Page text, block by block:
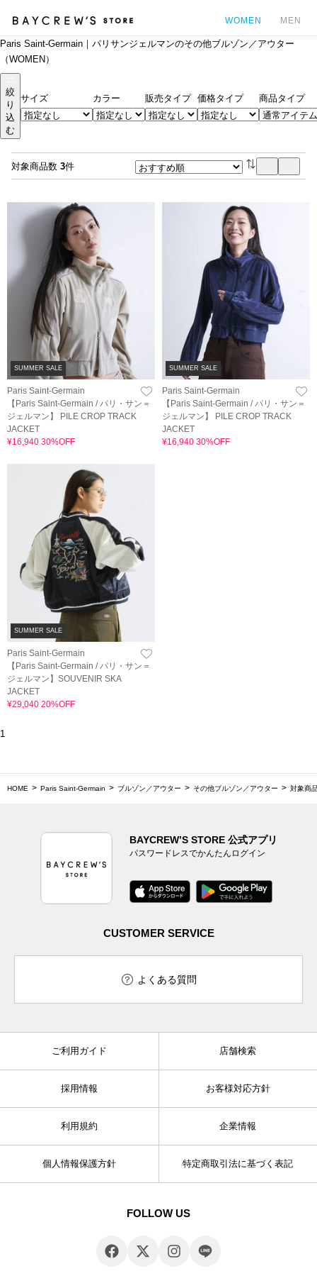
WOMEN MEN
Paris Saint-Germain｜パリサンジェルマンのその他ブルゾン／アウター
（WOMEN）
絞
り
込
む
サイズ カラー 販売タイプ 価格タイプ 商品タイプ
対象商品数 3件
SUMMER SALE
Paris Saint-Germain
【Paris Saint-Germain / パリ・サン＝
ジェルマン】 PILE CROP TRACK
JACKET
¥16,940 30%OFF
SUMMER SALE
Paris Saint-Germain
【Paris Saint-Germain / パリ・サン＝
ジェルマン】 PILE CROP TRACK
JACKET
¥16,940 30%OFF
SUMMER SALE
Paris Saint-Germain
【Paris Saint-Germain / パリ・サン＝
ジェルマン】SOUVENIR SKA
JACKET
¥29,040 20%OFF
1
HOME Paris Saint-Germain ブルゾン／アウター その他ブルゾン／アウター 対象商
BAYCREW’S STORE 公式アプリ
パスワードレスでかんたんログイン
CUSTOMER SERVICE
よくある質問
ご利用ガイド 店舗検索
採用情報 お客様対応方針
利用規約 企業情報
個人情報保護方針 特定商取引法に基づく表記
FOLLOW US